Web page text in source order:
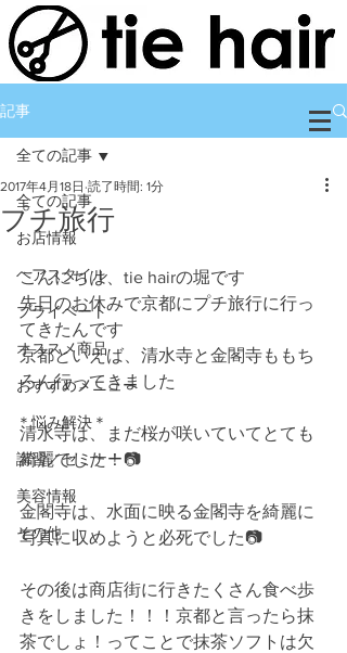
記事
全ての記事
お店情報
ヘアスタイル
プライベート
オススメ商品
おすすめメニュー
＊悩み解決＊
講習／セミナー
美容情報
その他
全ての記事
プチ旅行
2017年4月18日 読了時間: 1分
こんにちは、tie hairの堀です
先日のお休みで京都にプチ旅行に行っ
てきたんです
京都といえば、清水寺と金閣寺ももち
ろん行ってきました
清水寺は、まだ桜が咲いていてとても
綺麗でした！📷
金閣寺は、水面に映る金閣寺を綺麗に
写真に収めようと必死でした📷
その後は商店街に行きたくさん食べ歩
きをしました！！！京都と言ったら抹
茶でしょ！ってことで抹茶ソフトは欠